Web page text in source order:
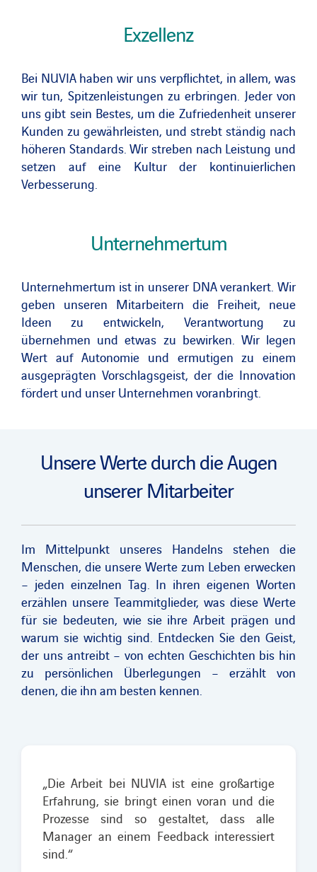
Exzellenz
Bei NUVIA haben wir uns verpflichtet, in allem, was
wir tun, Spitzenleistungen zu erbringen. Jeder von
uns gibt sein Bestes, um die Zufriedenheit unserer
Kunden zu gewährleisten, und strebt ständig nach
höheren Standards. Wir streben nach Leistung und
setzen auf eine Kultur der kontinuierlichen
Verbesserung.
Unternehmertum
Unternehmertum ist in unserer DNA verankert. Wir
geben unseren Mitarbeitern die Freiheit, neue
Ideen zu entwickeln, Verantwortung zu
übernehmen und etwas zu bewirken. Wir legen
Wert auf Autonomie und ermutigen zu einem
ausgeprägten Vorschlagsgeist, der die Innovation
fördert und unser Unternehmen voranbringt.
Unsere Werte durch die Augen
unserer Mitarbeiter
Im Mittelpunkt unseres Handelns stehen die
Menschen, die unsere Werte zum Leben erwecken
– jeden einzelnen Tag. In ihren eigenen Worten
erzählen unsere Teammitglieder, was diese Werte
für sie bedeuten, wie sie ihre Arbeit prägen und
warum sie wichtig sind. Entdecken Sie den Geist,
der uns antreibt – von echten Geschichten bis hin
zu persönlichen Überlegungen – erzählt von
denen, die ihn am besten kennen.
„Die Arbeit bei NUVIA ist eine großartige
Erfahrung, sie bringt einen voran und die
Prozesse sind so gestaltet, dass alle
Manager an einem Feedback interessiert
sind.“